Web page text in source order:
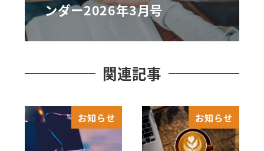
ンダー2026年3月号
関連記事
お知らせ お知らせ